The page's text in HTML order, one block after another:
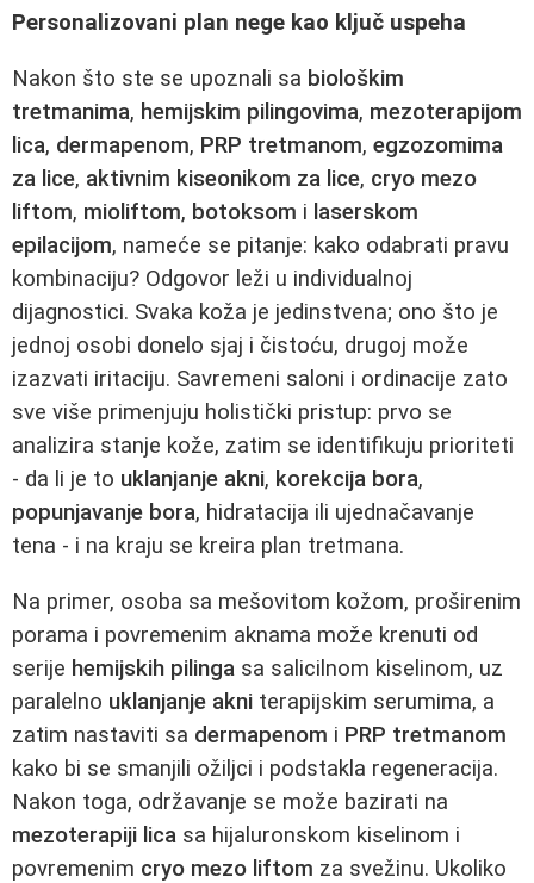
Personalizovani plan nege kao ključ uspeha
Nakon što ste se upoznali sa biološkim
tretmanima, hemijskim pilingovima, mezoterapijom
lica, dermapenom, PRP tretmanom, egzozomima
za lice, aktivnim kiseonikom za lice, cryo mezo
liftom, mioliftom, botoksom i laserskom
epilacijom, nameće se pitanje: kako odabrati pravu
kombinaciju? Odgovor leži u individualnoj
dijagnostici. Svaka koža je jedinstvena; ono što je
jednoj osobi donelo sjaj i čistoću, drugoj može
izazvati iritaciju. Savremeni saloni i ordinacije zato
sve više primenjuju holistički pristup: prvo se
analizira stanje kože, zatim se identifikuju prioriteti
- da li je to uklanjanje akni, korekcija bora,
popunjavanje bora, hidratacija ili ujednačavanje
tena - i na kraju se kreira plan tretmana.
Na primer, osoba sa mešovitom kožom, proširenim
porama i povremenim aknama može krenuti od
serije hemijskih pilinga sa salicilnom kiselinom, uz
paralelno uklanjanje akni terapijskim serumima, a
zatim nastaviti sa dermapenom i PRP tretmanom
kako bi se smanjili ožiljci i podstakla regeneracija.
Nakon toga, održavanje se može bazirati na
mezoterapiji lica sa hijaluronskom kiselinom i
povremenim cryo mezo liftom za svežinu. Ukoliko